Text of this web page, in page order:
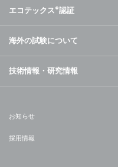
エコテックス®認証
海外の試験について
技術情報・研究情報
お知らせ
採用情報